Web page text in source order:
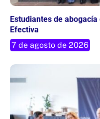
Estudiantes de
Efectiva
7 de agosto de 2026